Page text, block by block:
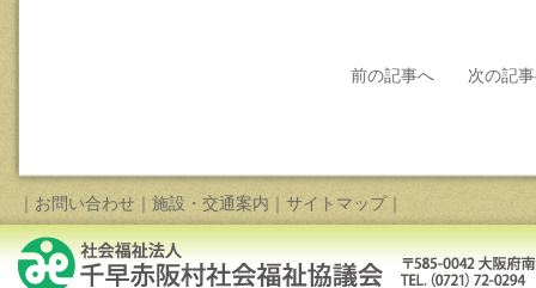
前の記事へ 次の記
｜ お問い合わせ ｜ 施設・交通案内 ｜ サイトマップ｜